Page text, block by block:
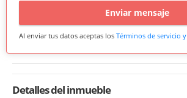
Enviar mensaje
Al enviar tus datos aceptas los Términos de servicio
Detalles del inmueble